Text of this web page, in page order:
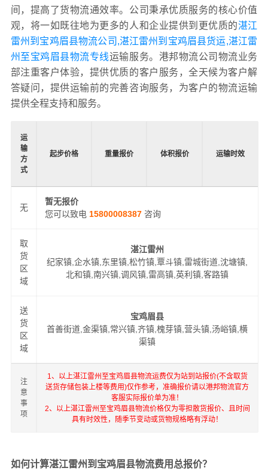
间，提高了货物流通效率。公司秉承优质服务的核心价值
观，将一如既往地为更多的人和企业提供到更优质的湛江
雷州到宝鸡眉县物流公司,湛江雷州到宝鸡眉县货运,湛江雷
州至宝鸡眉县物流专线运输服务。港邦物流公司物流业务
部注重客户体验，提供优质的客户服务，全天候为客户解
答疑问，提供运输前的完善咨询服务，为客户的物流运输
提供全程支持和服务。
运
输
方
式
起步价格 重量报价 体积报价 运输时效
无
暂无报价
您可以致电 15800008387 咨询
取
货
区
域
湛江雷州
纪家镇,企水镇,东里镇,松竹镇,覃斗镇,雷城街道,沈塘镇,
北和镇,南兴镇,调风镇,雷高镇,英利镇,客路镇
送
货
区
域
宝鸡眉县
首善街道,金渠镇,常兴镇,齐镇,槐芽镇,营头镇,汤峪镇,横
渠镇
注
意
事
项
1、以上湛江雷州至宝鸡眉县物流运费仅为站到站报价(不含取货
送货存储包装上楼等费用)仅作参考，准确报价请以港邦物流官方
客服实际报价单为准！
2、以上湛江雷州至宝鸡眉县物流价格仅为零担散货报价、且时间
具有时效性，随季节变动或货物规格略有浮动！
如何计算湛江雷州到宝鸡眉县物流费用总报价？